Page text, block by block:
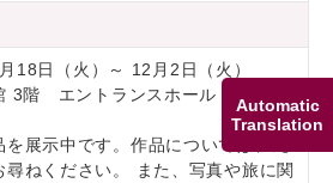
Automatic
Translation
18日（火）～ 12月2日（火）
3階 エントランスホール
展示中です。作品については、九
ねください。 また、写真や旅に関